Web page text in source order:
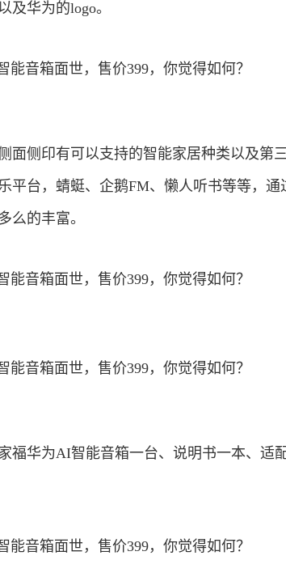
及华为的logo。
面侧印有可以支持的智能家居种类以及第
平台，蜻蜓、企鹅FM、懒人听书等等，
么的丰富。
福华为AI智能音箱一台、说明书一本、适